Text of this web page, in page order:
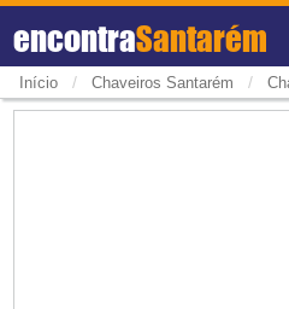
encontraSantarém
Início / Chaveiros Santarém /